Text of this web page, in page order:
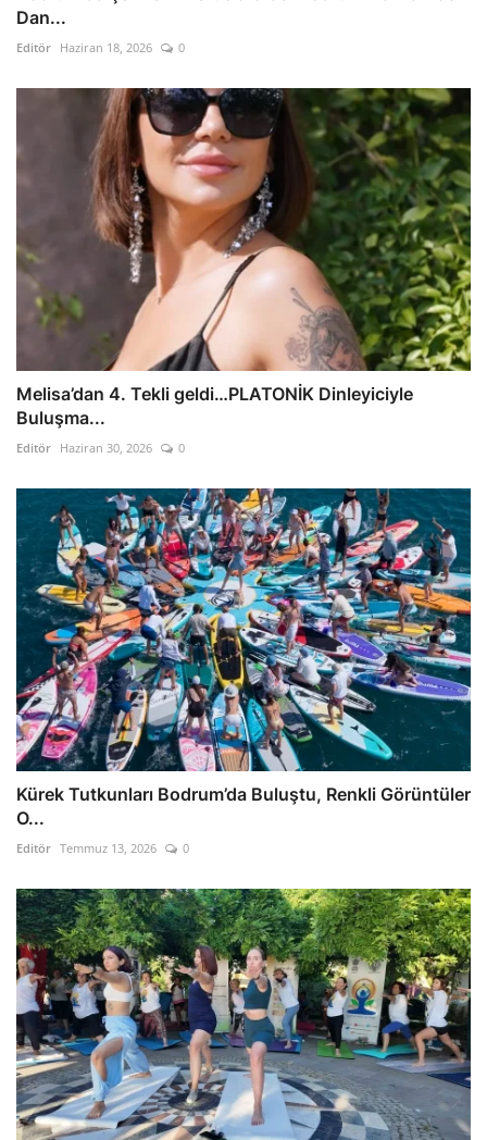
Dan...
Editör Haziran 18, 2026 0
Melisa’dan 4. Tekli geldi…PLATONİK Dinleyiciyle
Buluşma...
Editör Haziran 30, 2026 0
Kürek Tutkunları Bodrum’da Buluştu, Renkli Görüntüler
O...
Editör Temmuz 13, 2026 0